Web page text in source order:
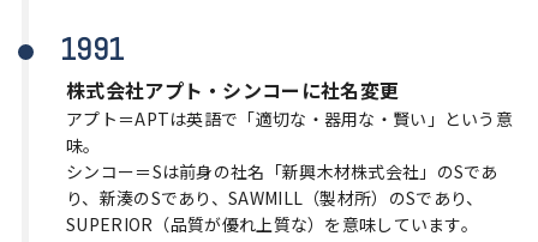
1991
株式会社アプト・シンコーに社名変更
アプト＝APTは英語で「適切な・器用な・賢い」という意
味。
シンコー＝Sは前身の社名「新興木材株式会社」のSであ
り、新湊のSであり、SAWMILL（製材所）のSであり、
SUPERIOR（品質が優れ上質な）を意味しています。